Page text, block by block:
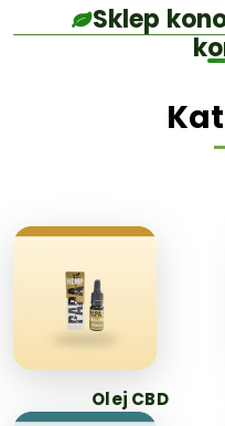
Sklep
Olej CBD